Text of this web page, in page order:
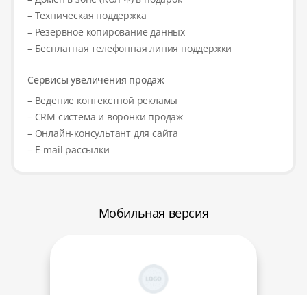
– Техническая поддержка
– Резервное копирование данных
– Бесплатная телефонная линия поддержки
Сервисы увеличения продаж
– Ведение контекстной рекламы
– CRM система и воронки продаж
– Онлайн-консультант для сайта
– E-mail рассылки
Мобильная версия